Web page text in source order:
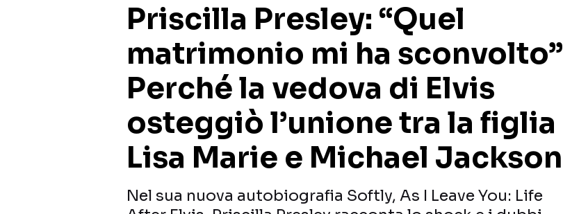
Priscilla Presley: “Quel
matrimonio mi ha sconvolto”
Perché la vedova di Elvis
osteggiò l’unione tra la figlia
Lisa Marie e Michael Jackson
Nel sua nuova autobiografia Softly, As I Leave You: Life